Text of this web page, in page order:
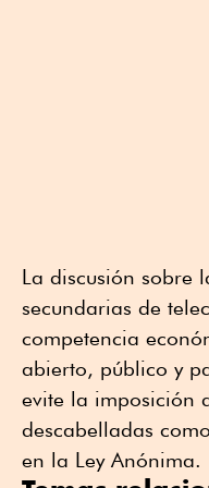
La discusión sobre
secundarias de
competencia
abierto, público y
evite la imposición
descabelladas
en la Ley Anónima.